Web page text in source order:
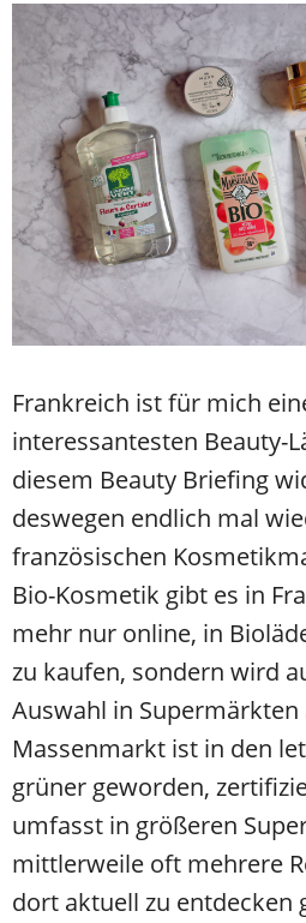
Frankreich ist für mich
interessantesten Beauty-
diesem Beauty Briefing
deswegen endlich mal
französischen
Bio-Kosmetik gibt es in
mehr nur online, in
zu kaufen, sondern wird
Auswahl in
Massenmarkt ist in den
grüner geworden,
umfasst in größeren
mittlerweile oft mehrere
dort aktuell zu entdecken